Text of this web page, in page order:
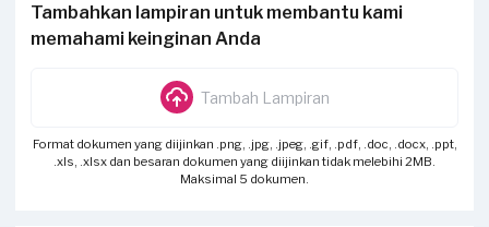
Tambahkan lampiran untuk membantu kami
memahami keinginan Anda
Tambah Lampiran
Format dokumen yang diijinkan .png, .jpg, .jpeg, .gif, .pdf, .doc, .docx, .ppt,
.xls, .xlsx dan besaran dokumen yang diijinkan tidak melebihi 2MB.
Maksimal 5 dokumen.